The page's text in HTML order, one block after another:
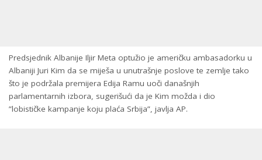
Predsjednik Albanije Iljir Meta optužio je američku ambasadorku u
Albaniji Juri Kim da se miješa u unutrašnje poslove te zemlje tako
što je podržala premijera Edija Ramu uoči današnjih
parlamentarnih izbora, sugerišući da je Kim možda i dio
”lobističke kampanje koju plaća Srbija”, javlja AP.